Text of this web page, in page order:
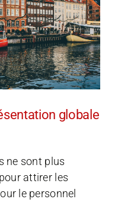
globale
ne sont plus
attirer les
le personnel